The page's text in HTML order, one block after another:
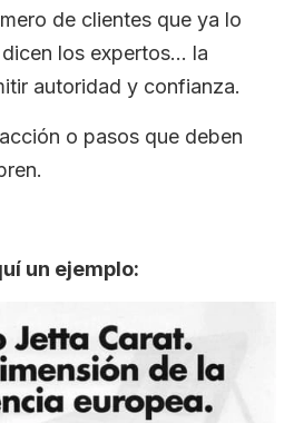
de clientes que ya lo
los expertos… la
autoridad y confianza.
o pasos que deben
un ejemplo: